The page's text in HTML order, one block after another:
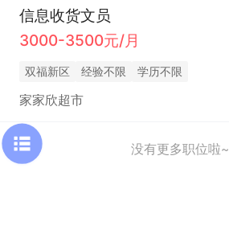
信息收货文员
3000-3500元/月
双福新区 经验不限 学历不限
家家欣超市
没有更多职位啦~